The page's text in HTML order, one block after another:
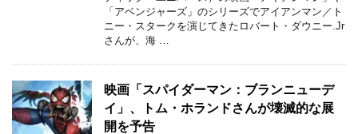
「アベンジャーズ」のシリーズでアイアンマン／ト
ニー・スタークを演じてきたロバート・ダウニー.Jr
さんが、海 …
映画「スパイダーマン：ブランニューデ
イ」、トム・ホランドさんが壊滅的な展
開を予告